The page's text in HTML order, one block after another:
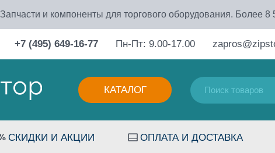
Запчасти и компоненты для торгового оборудования. Более
+7 (495) 649-16-77 Пн-Пт: 9.00-17.00
КАТАЛОГ
СКИДКИ И АКЦИИ ОПЛАТА И ДОСТАВКА